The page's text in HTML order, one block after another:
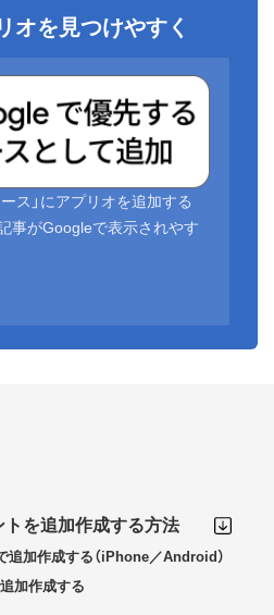
オを見つけやすく
ス」にアプリオを追加する
事がGoogleで表示されやす
を追加作成する方法
追加作成する（iPhone／Android）
加作成する